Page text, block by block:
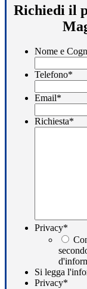
Richiedi il
Nome e
Telefono*
Email*
Richiesta*
Privacy*
Si legga
Privacy*